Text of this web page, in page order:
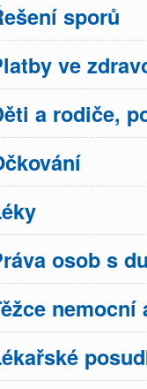
sporů
ve
a rodiče,
osob s